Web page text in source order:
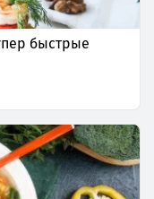
быстрые